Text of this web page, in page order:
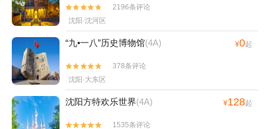


2196条评论
沈阳·沈河区
“九•一八”历史博物馆(4A) ¥0起


378条评论
沈阳·大东区
沈阳方特欢乐世界(4A) ¥128起

 1535条评论